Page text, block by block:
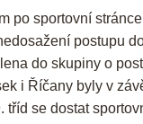
po sportovní
postupu
do skupiny o
i Říčany byly v
tříd se dostat